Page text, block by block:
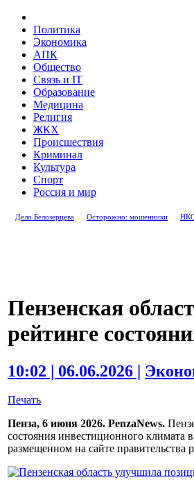
Политика
Экономика
АПК
Общество
Связь и IT
Образование
Медицина
Религия
ЖКХ
Происшествия
Криминал
Культура
Спорт
Россия и мир
Дело Белозерцева Осторожно: мошенники
Пензенская
рейтинге
10:02 | 06.06.2026 |
Печать
Пенза, 6 июня 2026. PenzaNews.
состояния инвестиционного
размещенном на сайте правительства